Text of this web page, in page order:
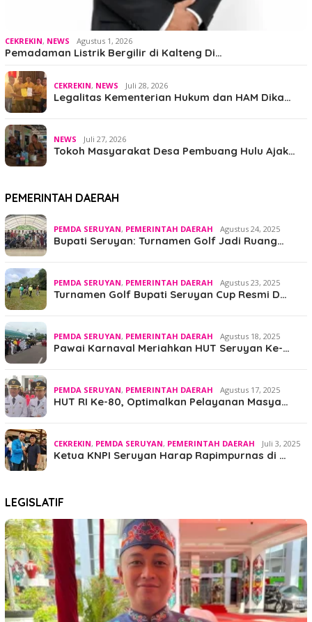
CEKREKIN, NEWS Agustus 1, 2026
Pemadaman Listrik Bergilir di Kalteng Di…
CEKREKIN, NEWS Juli 28, 2026
Legalitas Kementerian Hukum dan HAM Dika…
NEWS Juli 27, 2026
Tokoh Masyarakat Desa Pembuang Hulu Ajak…
PEMERINTAH DAERAH
PEMDA SERUYAN, PEMERINTAH DAERAH Agustus 24, 2025
Bupati Seruyan: Turnamen Golf Jadi Ruang…
PEMDA SERUYAN, PEMERINTAH DAERAH Agustus 23, 2025
Turnamen Golf Bupati Seruyan Cup Resmi D…
PEMDA SERUYAN, PEMERINTAH DAERAH Agustus 18, 2025
Pawai Karnaval Meriahkan HUT Seruyan Ke-…
PEMDA SERUYAN, PEMERINTAH DAERAH Agustus 17, 2025
HUT RI Ke-80, Optimalkan Pelayanan Masya…
CEKREKIN, PEMDA SERUYAN, PEMERINTAH DAERAH Juli 3, 2025
Ketua KNPI Seruyan Harap Rapimpurnas di …
LEGISLATIF